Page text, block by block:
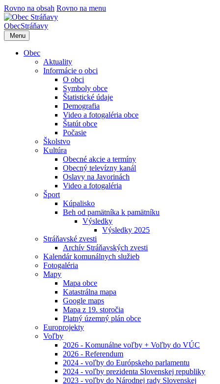
Rovno na obsah Rovno na menu
ObecStráňavy
Menu
Obec
Aktuality
Informácie o obci
O obci
Symboly obce
Štatistické údaje
Demografia
Video a fotogaléria obce
Štatút obce
Počasie
Školstvo
Kultúra
Obecné akcie a termíny
Obecný televízny kanál
Oslavy na Javorinách
Video a fotogaléria
Šport
Kúpalisko
Beh od pamätníka k pamätníku
Výsledky
Výsledky 2025
Stráňavské zvesti
Archív Stráňavských zvesti
Kalendár komunálnych služieb
Fotogaléria
Mapy
Mapa obce
Katastrálna mapa
Google maps
Mapa z 19. storočia
Platný územný plán obce
Europrojekty
Voľby
2026 - Komunálne voľby + Voľby do VÚC
2026 - Referendum
2024 - voľby do Európskeho parlamentu
2024 - voľby prezidenta Slovenskej republiky
2023 - voľby do Národnej rady Slovenskej